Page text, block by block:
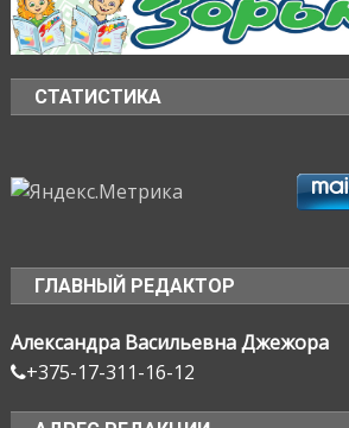
СТАТИСТИКА
ГЛАВНЫЙ РЕДАКТОР
Александра Васильевна Джежора
+375-17-311-16-12